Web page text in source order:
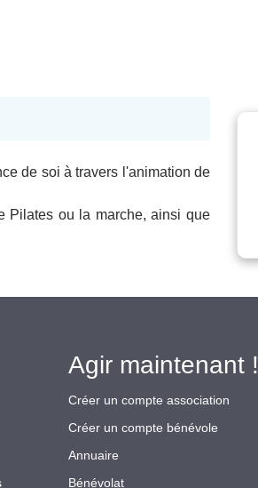
de soi à travers l'animation de
Pilates ou la marche, ainsi que
Agir maintenant !
Créer un compte association
Créer un compte bénévole
Annuaire
Bénévolat